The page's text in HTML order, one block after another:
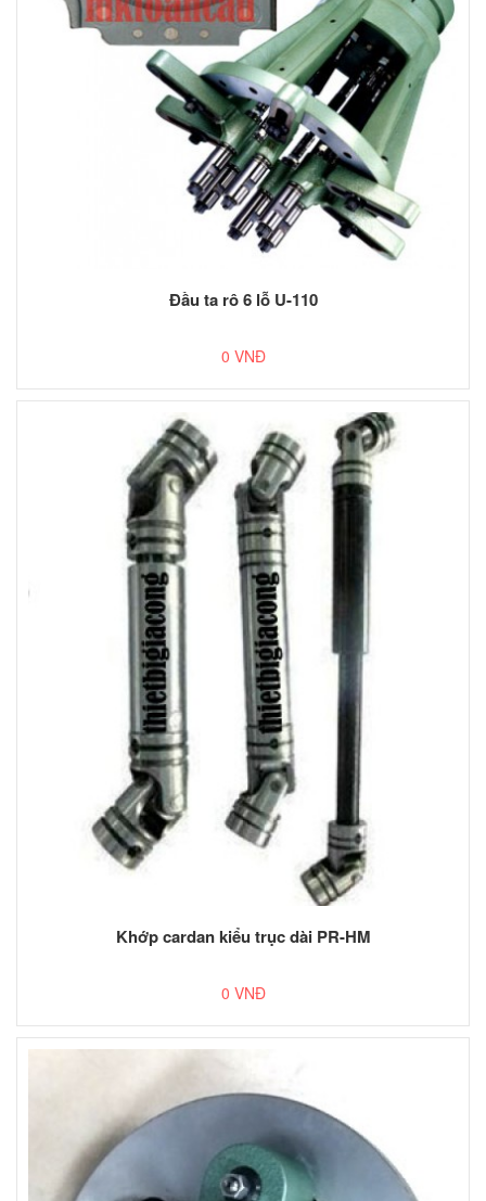
Đầu ta rô 6 lỗ U-110
0 VNĐ
Khớp cardan kiểu trục dài PR-HM
0 VNĐ